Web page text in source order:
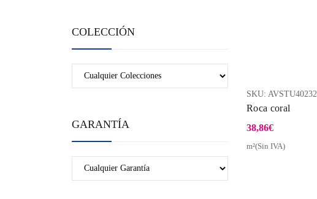
SKU: AVSTU40232
Roca coral
38,86€
m²(Sin IVA)
COLECCIÓN
GARANTÍA